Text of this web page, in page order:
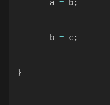
       a
= b;
       b
= c;
}